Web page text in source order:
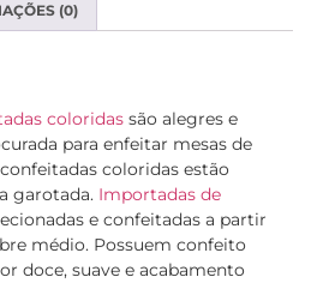
(0)
coloridas são alegres e
para enfeitar mesas de
coloridas estão
garotada. Importadas de
e confeitadas a partir
médio. Possuem confeito
doce, suave e acabamento